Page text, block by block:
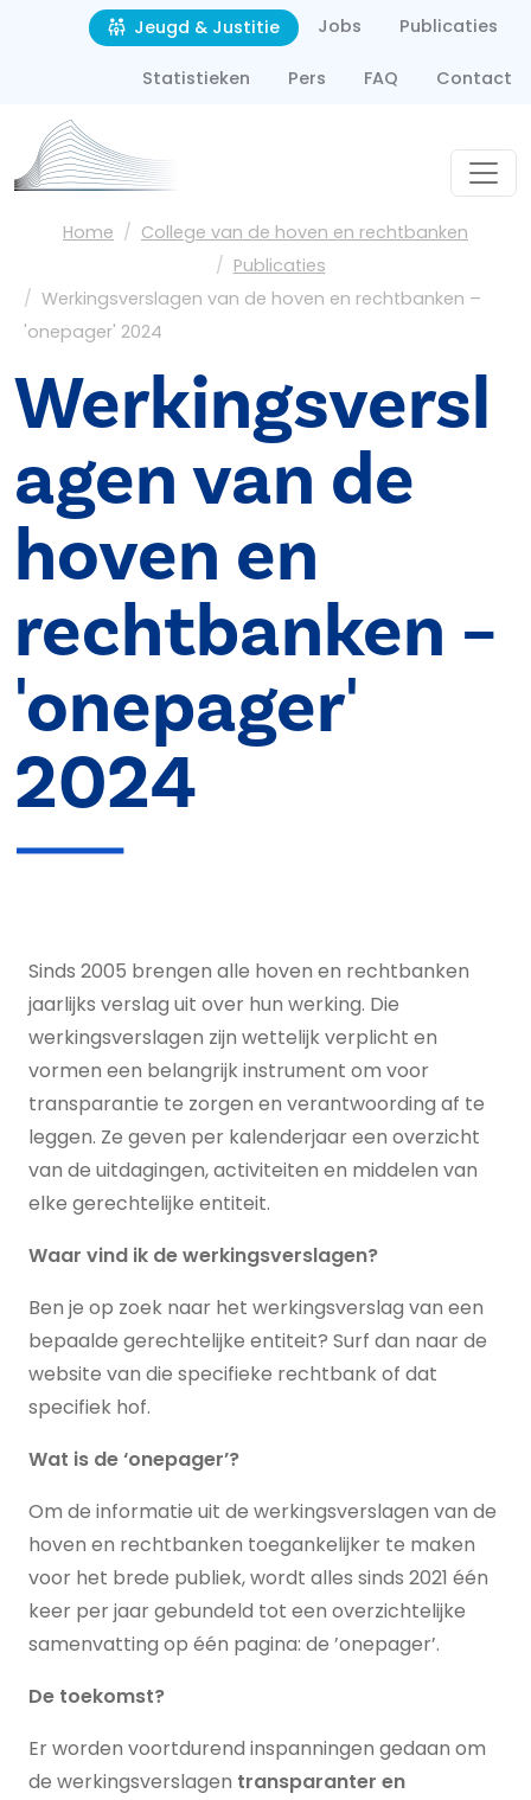
Overslaan en naar de inhoud gaan
Second navigation
Jeugd & Justitie Jobs Publicaties
Statistieken Pers FAQ Contact
Kruimelpad
Home
College van de hoven en rechtbanken
Publicaties
Werkingsverslagen van de hoven en rechtbanken –
'onepager' 2024
Werkingsversl
agen van de
hoven en
rechtbanken –
'onepager'
2024
Sinds 2005 brengen alle hoven en rechtbanken
jaarlijks verslag uit over hun werking. Die
werkingsverslagen zijn wettelijk verplicht en
vormen een belangrijk instrument om voor
transparantie te zorgen en verantwoording af te
leggen. Ze geven per kalenderjaar een overzicht
van de uitdagingen, activiteiten en middelen van
elke gerechtelijke entiteit.
Waar vind ik dewerkingsverslagen?
Ben je op zoek naar het werkingsverslag van een
bepaalde gerechtelijke entiteit? Surf dan naar de
website van die specifieke rechtbank of dat
specifiek hof.
Wat is de ‘onepager’?
Om de informatie uit de werkingsverslagen van de
hoven en rechtbanken toegankelijker te maken
voor het brede publiek, wordt alles sinds 2021 één
keer per jaar gebundeld tot een overzichtelijke
samenvatting op één pagina: de ’onepager’.
De toekomst?
Er worden voortdurend inspanningen gedaan om
de werkingsverslagen transparanter en